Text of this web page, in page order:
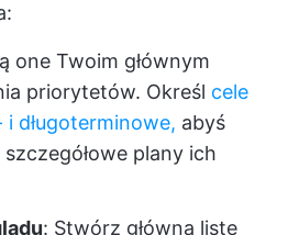
one Twoim głównym
priorytetów. Określ cele
długoterminowe, abyś
plany ich
: Stwórz główną listę